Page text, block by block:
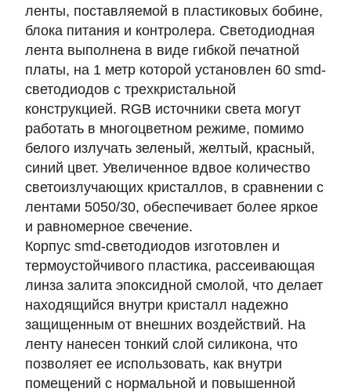
ленты, поставляемой в пластиковых бобине,
блока питания и контролера. Светодиодная
лента выполнена в виде гибкой печатной
платы, на 1 метр которой установлен 60 smd-
светодиодов с трехкристальной
конструкцией. RGB источники света могут
работать в многоцветном режиме, помимо
белого излучать зеленый, желтый, красный,
синий цвет. Увеличенное вдвое количество
светоизлучающих кристаллов, в сравнении с
лентами 5050/30, обеспечивает более яркое
и равномерное свечение.
Корпус smd-светодиодов изготовлен и
термоустойчивого пластика, рассеивающая
линза залита эпоксидной смолой, что делает
находящийся внутри кристалл надежно
защищенным от внешних воздействий. На
ленту нанесен тонкий слой силикона, что
позволяет ее использовать, как внутри
помещений с нормальной и повышенной